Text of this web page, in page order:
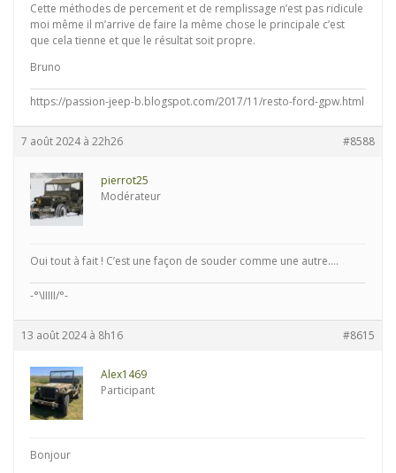
Cette méthodes de percement et de remplissage n’est pas ridicule
moi même il m’arrive de faire la même chose le principale c’est
que cela tienne et que le résultat soit propre.
Bruno
https://passion-jeep-b.blogspot.com/2017/11/resto-ford-gpw.html
7 août 2024 à 22h26 #8588
pierrot25
Modérateur
Oui tout à fait ! C’est une façon de souder comme une autre….
-°\IIIII/°-
13 août 2024 à 8h16 #8615
Alex1469
Participant
Bonjour